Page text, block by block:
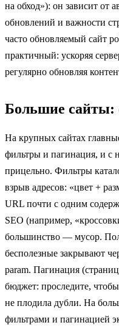
на обход»): он зависит от
обновлений и важности
часто обновляемый сайт
практичный: ускоряя
регулярно обновляя
Большие сайты:
На крупных сайтах
фильтры и пагинация, и с
прицельно. Фильтры
взрыв адресов: «цвет +
URL почти с одним
SEO (например,
большинство — мусор.
бесполезные закрывают
param. Пагинация
бюджет: проследите,
не плодила дубли. На
фильтрами и пагинацией